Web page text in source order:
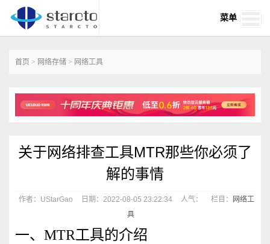
菜单
首页 > 网络存储 > 网络工具
关于网络排查工具MTR那些你必须了
解的事情
作者：UStarGao 日期：2022-08-05 23:22:34 人气： 栏目：
网络工
具
一、MTR工具的介绍